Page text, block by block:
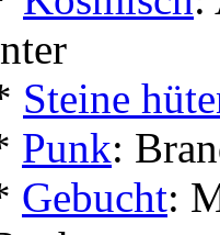
Steine
Punk:
Gebucht: